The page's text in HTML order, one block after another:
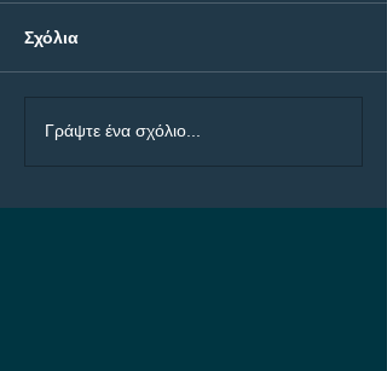
Προγνωστικά Ημέρας
Σχόλια
Γράψτε ένα σχόλιο...